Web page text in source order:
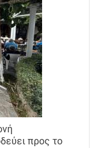
προς το